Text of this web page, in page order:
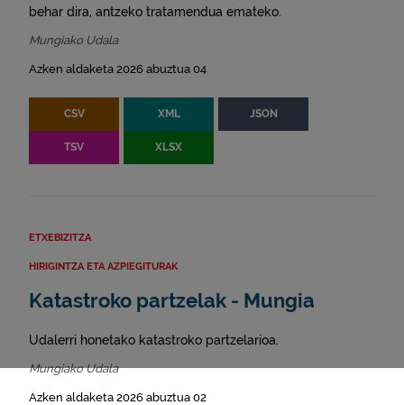
behar dira, antzeko tratamendua emateko.
Mungiako Udala
Azken aldaketa 2026 abuztua 04
CSV XML JSON
TSV XLSX
ETXEBIZITZA
HIRIGINTZA ETA AZPIEGITURAK
Katastroko partzelak - Mungia
Udalerri honetako katastroko partzelarioa.
Mungiako Udala
Azken aldaketa 2026 abuztua 02